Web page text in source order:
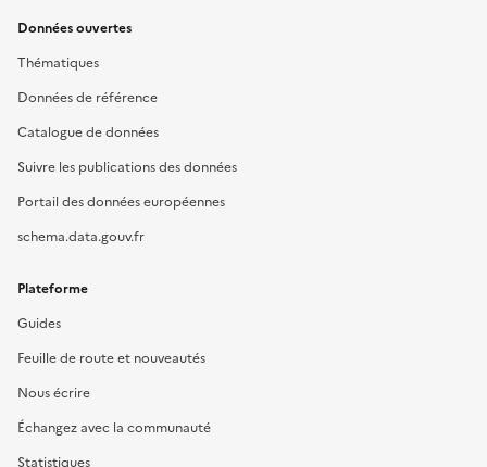
Données ouvertes
Thématiques
Données de référence
Catalogue de données
Suivre les publications des données
Portail des données européennes
schema.data.gouv.fr
Plateforme
Guides
Feuille de route et nouveautés
Nous écrire
Échangez avec la communauté
Statistiques